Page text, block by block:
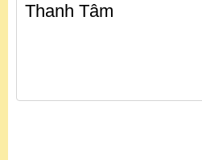
Thanh Tâm